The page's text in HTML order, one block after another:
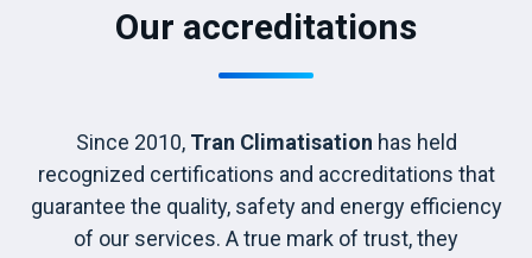
Our accreditations
Since 2010, Tran Climatisation has held
recognized certifications and accreditations that
guarantee the quality, safety and energy efficiency
of our services. A true mark of trust, they